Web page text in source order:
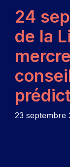
24
de la
23 septembre